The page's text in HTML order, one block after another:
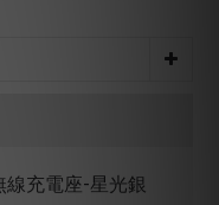
線充電座-星光銀